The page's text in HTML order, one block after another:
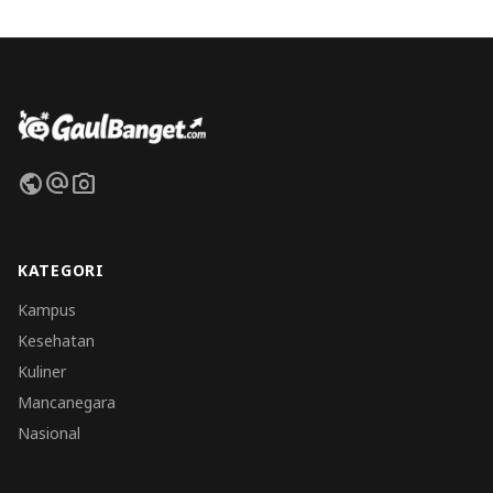
publicalternate_emailphoto_camera
KATEGORI
Kampus
Kesehatan
Kuliner
Mancanegara
Nasional